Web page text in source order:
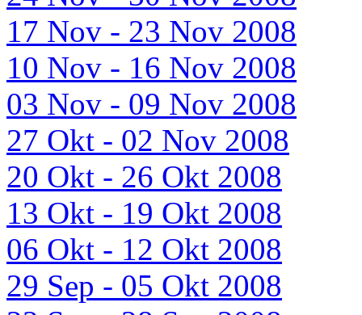
17 Nov - 23 Nov 2008
10 Nov - 16 Nov 2008
03 Nov - 09 Nov 2008
27 Okt - 02 Nov 2008
20 Okt - 26 Okt 2008
13 Okt - 19 Okt 2008
06 Okt - 12 Okt 2008
29 Sep - 05 Okt 2008